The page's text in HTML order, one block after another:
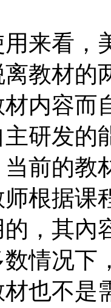
来看，
教材的
内容而
研发的
前的教
根据课
，其內
情况下
也不是